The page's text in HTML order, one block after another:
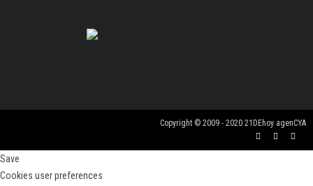
Copyright © 2009 - 2020 21DEhoy agenCYA
Save
Cookies user preferences